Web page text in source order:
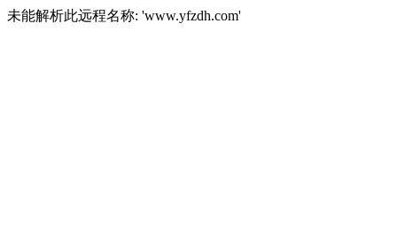
未能解析此远程名称: 'www.yfzdh.com'